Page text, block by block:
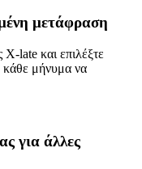
μετάφραση
late και επιλέξτε
κάθε μήνυμα να
για άλλες